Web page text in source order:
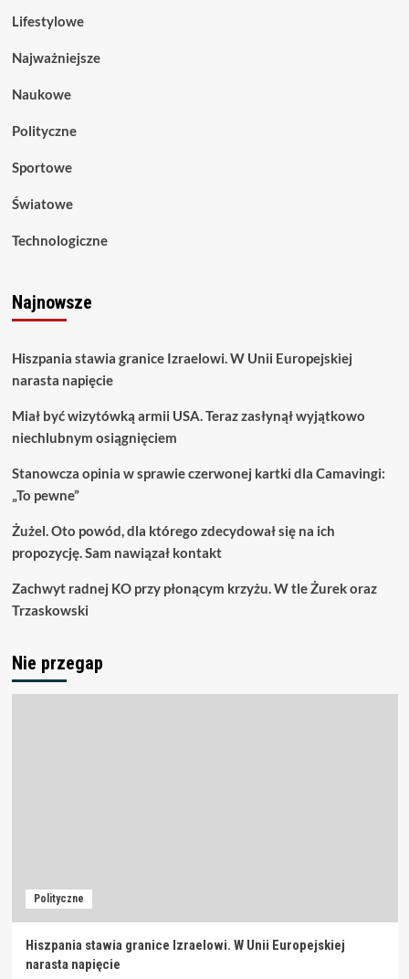
Lifestylowe
Najważniejsze
Naukowe
Polityczne
Sportowe
Światowe
Technologiczne
Najnowsze
Hiszpania stawia granice Izraelowi. W Unii Europejskiej
narasta napięcie
Miał być wizytówką armii USA. Teraz zasłynął wyjątkowo
niechlubnym osiągnięciem
Stanowcza opinia w sprawie czerwonej kartki dla Camavingi:
„To pewne”
Żużel. Oto powód, dla którego zdecydował się na ich
propozycję. Sam nawiązał kontakt
Zachwyt radnej KO przy płonącym krzyżu. W tle Żurek oraz
Trzaskowski
Nie przegap
Polityczne
Hiszpania stawia granice Izraelowi. W Unii Europejskiej
narasta napięcie